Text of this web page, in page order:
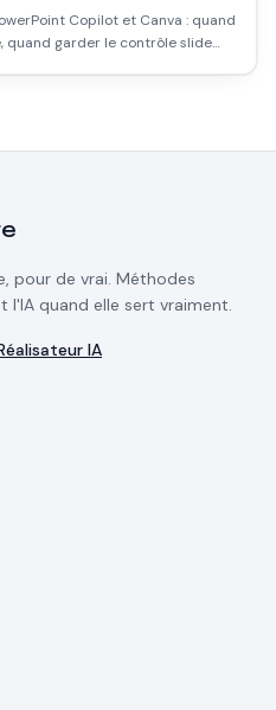
Copilot et Canva : quand
quand garder le contrôle slide
pour de vrai. Méthodes
l'IA quand elle sert vraiment.
IA